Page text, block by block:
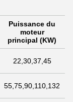
Puissance du
moteur
principal (KW)
22,30,37,45
55,75,90,110,132